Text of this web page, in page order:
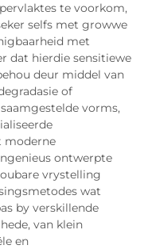
te voorkom,
selfs met growwe
met
dat hierdie sensitiewe
deur middel van
of
vorms,
moderne
ontwerpte
vrystelling
wat
by verskillende
van klein
en